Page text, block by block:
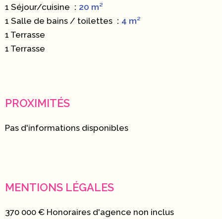
1 Séjour/cuisine
20 m²
1 Salle de bains / toilettes
4 m²
1 Terrasse
1 Terrasse
PROXIMITÉS
Pas d'informations disponibles
MENTIONS LÉGALES
370 000 € Honoraires d'agence non inclus